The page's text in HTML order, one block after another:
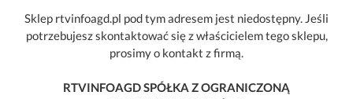
Sklep rtvinfoagd.pl pod tym adresem jest niedostępny. Jeśli
potrzebujesz skontaktować się z właścicielem tego sklepu,
prosimy o kontakt z firmą.
RTVINFOAGD SPÓŁKA Z OGRANICZONĄ